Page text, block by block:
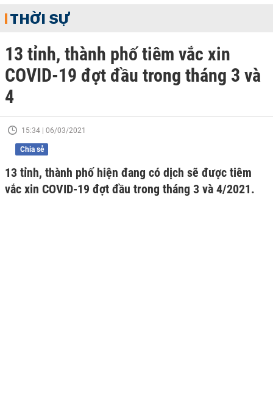
THỜI SỰ
13 tỉnh, thành phố tiêm vắc xin
COVID-19 đợt đầu trong tháng 3 và
4
15:34 | 06/03/2021
Chia sẻ
13 tỉnh, thành phố hiện đang có dịch sẽ được tiêm
vắc xin COVID-19 đợt đầu trong tháng 3 và 4/2021.